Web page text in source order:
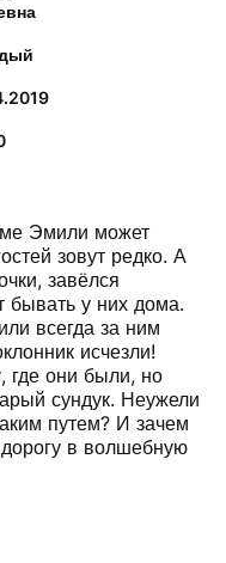
Эмили может
зовут редко. А
завёлся
бывать у них дома.
всегда за ним
исчезли!
где они были, но
сундук. Неужели
путем? И зачем
в волшебную